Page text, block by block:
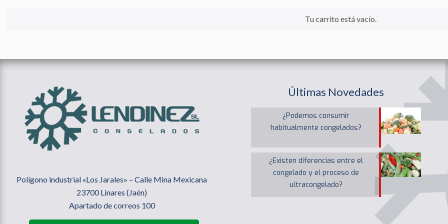
Tu carrito está vacío.
Polígono industrial «Los Jarales» – Calle Mina Mexicana
23700 Linares (Jaén)
Apartado de correos 100
Últimas Novedades
¿Podemos consumir
habitualmente congelados?
¿Existen diferencias entre el
congelado y el proceso de
ultracongelado?